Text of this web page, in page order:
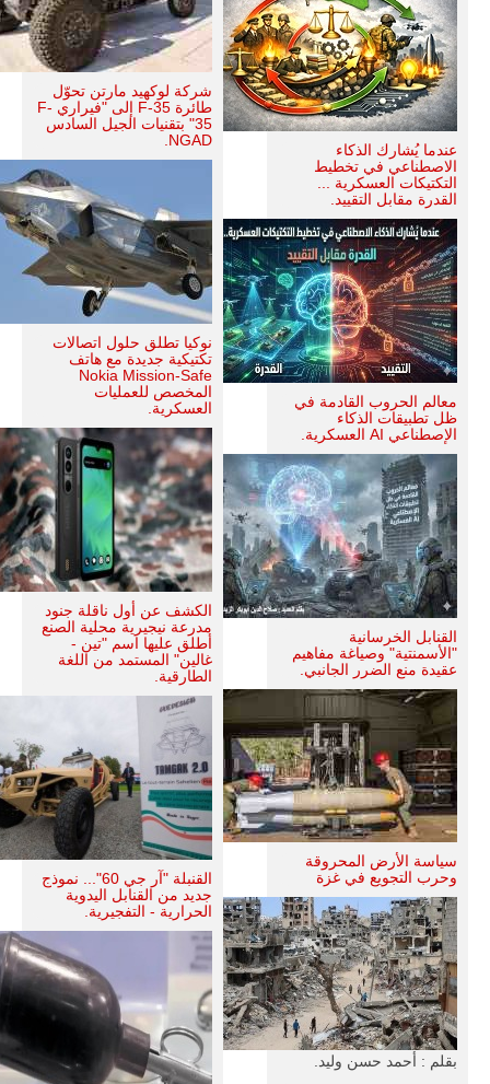
عندما يُشارك الذكاء
الاصطناعي في تخطيط
التكتيكات العسكرية ...
القدرة مقابل التقييد.
معالم الحروب القادمة في
ظل تطبيقات الذكاء
الإصطناعي AI العسكرية.
القنابل الخرسانية
"الأسمنتية" وصياغة مفاهيم
عقيدة منع الضرر الجانبي.
سياسة الأرض المحروقة
وحرب التجويع في غزة
بقلم : أحمد حسن وليد.
شركة لوكهيد مارتن تحوّل
طائرة F-35 إلى "فيراري F-
35" بتقنيات الجيل السادس
NGAD.
نوكيا تطلق حلول اتصالات
تكتيكية جديدة مع هاتف
Nokia Mission-Safe
المخصص للعمليات
العسكرية.
الكشف عن أول ناقلة جنود
مدرعة نيجيرية محلية الصنع
أطلق عليها اسم "تين -
غالين" المستمد من اللغة
الطارقية.
القنبلة "آر جي 60"... نموذج
جديد من القنابل اليدوية
الحرارية - التفجيرية.